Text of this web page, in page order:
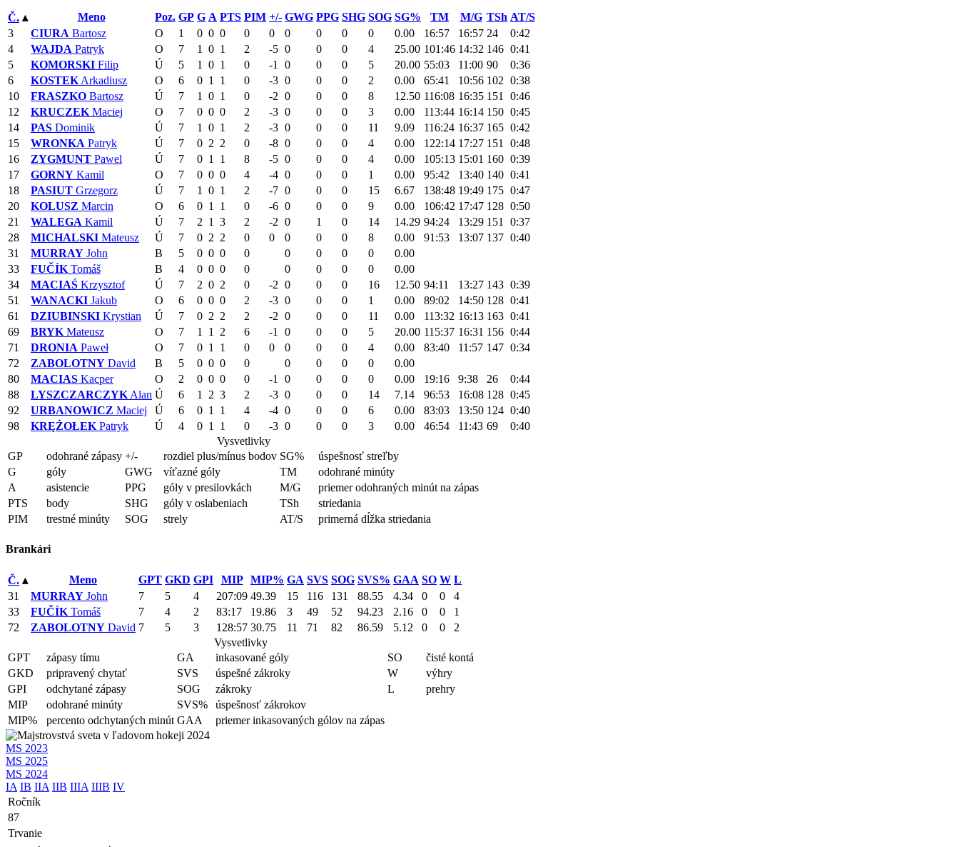
Č. ▴ Meno Poz. GP G A PTS PIM +/- GWG PPG SHG SOG SG% TM M/G TSh AT/S
3
CIURA Bartosz O 1 0 0 0 0 0 0 0 0 0 0.00 16:57 16:57 24
0:42
4
WAJDA Patryk O 7 1 0 1 2 -5 0 0 0 4 25.00 101:46 14:32 146 0:41
5
KOMORSKI Filip Ú 5 1 0 1 0 -1 0 0 0 5 20.00 55:03 11:00 90
0:36
6
KOSTEK Arkadiusz O 6 0 1 1 0 -3 0 0 0 2 0.00 65:41 10:56 102 0:38
10
FRASZKO Bartosz Ú 7 1 0 1 0 -2 0 0 0 8 12.50 116:08 16:35 151
0:46
12
KRUCZEK Maciej O 7 0 0 0 2 -3 0 0 0 3 0.00 113:44 16:14 150 0:45
14
PAS Dominik Ú 7 1 0 1 2 -3 0 0 0 11 9.09 116:24 16:37 165 0:42
15
WRONKA Patryk Ú 7 0 2 2 0 -8 0 0 0 4 0.00 122:14 17:27 151
0:48
16
ZYGMUNT Pawel Ú 7 0 1 1 8 -5 0 0 0 4 0.00 105:13 15:01 160 0:39
17
GORNY Kamil O 7 0 0 0 4 -4 0 0 0 1 0.00 95:42 13:40 140 0:41
18
PASIUT Grzegorz Ú 7 1 0 1 2 -7 0 0 0 15 6.67 138:48 19:49 175 0:47
20
KOLUSZ Marcin O 6 0 1 1 0 -6 0 0 0 9 0.00 106:42 17:47 128 0:50
21
WALEGA Kamil Ú 7 2 1 3 2 -2 0 1 0 14 14.29 94:24 13:29 151
0:37
28
MICHALSKI Mateusz Ú 7 0 2 2 0 0 0 0 0 8 0.00 91:53 13:07 137 0:40
31
MURRAY John B 5 0 0 0 0 0 0 0 0
0.00
33
FUČÍK Tomáš B 4 0 0 0 0 0 0 0 0
0.00
34
MACIAŚ Krzysztof Ú 7 2 0 2 0 -2 0 0 0 16 12.50 94:11 13:27 143 0:39
51
WANACKI Jakub O 6 0 0 0 2 -3 0 0 0 1 0.00 89:02 14:50 128 0:41
61
DZIUBINSKI Krystian Ú 7 0 2 2 2 -2 0 0 0 11 0.00 113:32 16:13 163 0:41
69
BRYK Mateusz O 7 1 1 2 6 -1 0 0 0 5 20.00 115:37 16:31 156 0:44
71
DRONIA Paweł O 7 0 1 1 0 0 0 0 0 4 0.00 83:40 11:57 147 0:34
72
ZABOLOTNY David B 5 0 0 0 0 0 0 0 0
0.00
80
MACIAS Kacper O 2 0 0 0 0 -1 0 0 0 0 0.00 19:16 9:38 26
0:44
88
LYSZCZARCZYK Alan Ú 6 1 2 3 2 -3 0 0 0 14 7.14 96:53 16:08 128 0:45
92
URBANOWICZ Maciej Ú 6 0 1 1 4 -4 0 0 0 6 0.00 83:03 13:50 124 0:40
98
KRĘŻOŁEK Patryk Ú 4 0 1 1 0 -3 0 0 0 3 0.00 46:54 11:43 69
0:40
Vysvetlivky
GP
odohrané zápasy +/- rozdiel plus/mínus bodov SG%
úspešnosť streľby
G
góly GWG víťazné góly TM
odohrané minúty
A
asistencie PPG góly v presilovkách M/G
priemer odohraných minút na zápas
PTS
body SHG góly v oslabeniach TSh
striedania
PIM
trestné minúty SOG strely AT/S primerná dĺžka striedania
Brankári
Č. ▴ Meno GPT GKD GPI MIP MIP% GA SVS SOG SVS% GAA SO W L
31
MURRAY John 7 5 4 207:09 49.39 15 116 131 88.55 4.34 0 0
4
33
FUČÍK Tomáš 7 4 2 83:17 19.86 3 49 52 94.23 2.16 0 0
1
72
ZABOLOTNY David 7 5 3 128:57 30.75 11 71 82 86.59 5.12 0 0
2
Vysvetlivky
GPT
zápasy tímu GA inkasované góly SO
čisté kontá
GKD
pripravený chytať SVS úspešné zákroky W
výhry
GPI
odchytané zápasy SOG zákroky L
prehry
MIP
odohrané minúty SVS%
úspešnosť zákrokov
MIP%
percento odchytaných minút GAA priemer inkasovaných gólov na zápas
MS 2023
MS 2025
MS 2024
IA IB IIA IIB IIIA IIIB IV
Ročník
87
Trvanie